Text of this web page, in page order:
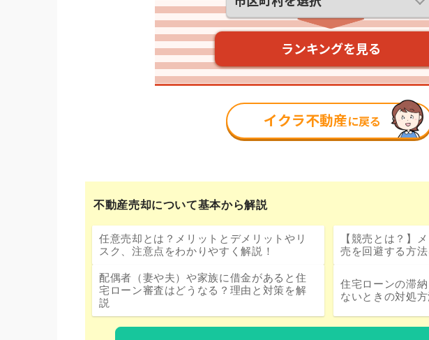
不動産売却について基本から解説
任意売却とは？メリットとデメリットやリ
スク、注意点をわかりやすく解説！
【競売とは？】
売を回避する方法
配偶者（妻や夫）や家族に借金があると住
宅ローン審査はどうなる？理由と対策を解
説
住宅ローンの滞
ないときの対処方